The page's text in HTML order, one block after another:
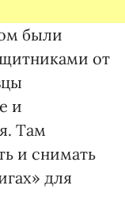
были
от
и
Там
и снимать
для